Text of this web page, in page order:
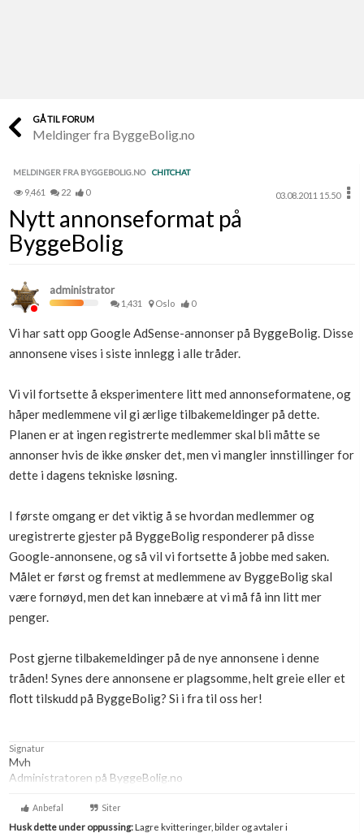
Finn håndverkere
Papirer som mangler
Skaff dokumentasjon som mangler
Kundeservice
Se din bolig? Klikk her
Få mer ut av Boligmappa
GÅ TIL FORUM
Meldinger fra ByggeBolig.no
MELDINGER FRA BYGGEBOLIG.NO CHITCHAT
9,461 22 0 03.08.2011 15.50
Nytt annonseformat på
ByggeBolig
administrator
1,431 Oslo 0
Vi har satt opp Google AdSense-annonser på ByggeBolig. Disse
annonsene vises i siste innlegg i alle tråder.
Vi vil fortsette å eksperimentere litt med annonseformatene, og
håper medlemmene vil gi ærlige tilbakemeldinger på dette.
Planen er at ingen registrerte medlemmer skal bli måtte se
annonser hvis de ikke ønsker det, men vi mangler innstillinger for
dette i dagens tekniske løsning.
I første omgang er det viktig å se hvordan medlemmer og
uregistrerte gjester på ByggeBolig responderer på disse
Google-annonsene, og så vil vi fortsette å jobbe med saken.
Målet er først og fremst at medlemmene av ByggeBolig skal
være fornøyd, men det kan innebære at vi må få inn litt mer
penger.
Post gjerne tilbakemeldinger på de nye annonsene i denne
tråden! Synes dere annonsene er plagsomme, helt greie eller et
flott tilskudd på ByggeBolig? Si i fra til oss her!
Signatur
Mvh
Administratoren på ByggeBolig.no
Anbefal Siter
Husk dette under oppussing:Lagre kvitteringer, bilder og avtaler i